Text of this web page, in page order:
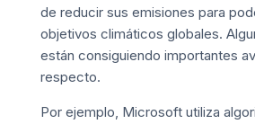
de reducir sus emisiones para
objetivos climáticos globales.
están consiguiendo importantes
respecto.
Por ejemplo, Microsoft utiliza